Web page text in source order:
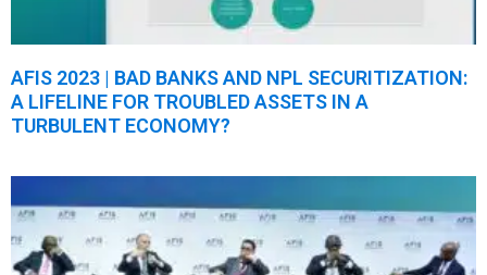
AFIS 2023 | BAD BANKS AND NPL SECURITIZATION:
A LIFELINE FOR TROUBLED ASSETS IN A
TURBULENT ECONOMY?